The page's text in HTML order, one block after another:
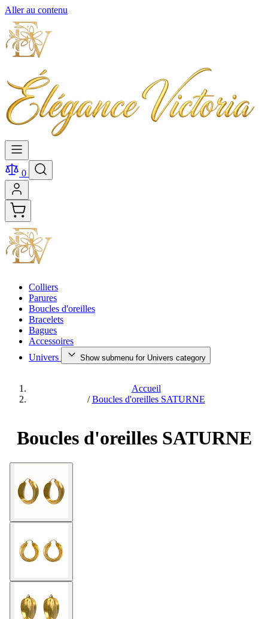
Aller au contenu
0
Colliers
Parures
Boucles d'oreilles
Bracelets
Bagues
Accessoires
Univers
Show submenu for Univers category
Accueil
/ Boucles d'oreilles SATURNE
Boucles d'oreilles SATURNE